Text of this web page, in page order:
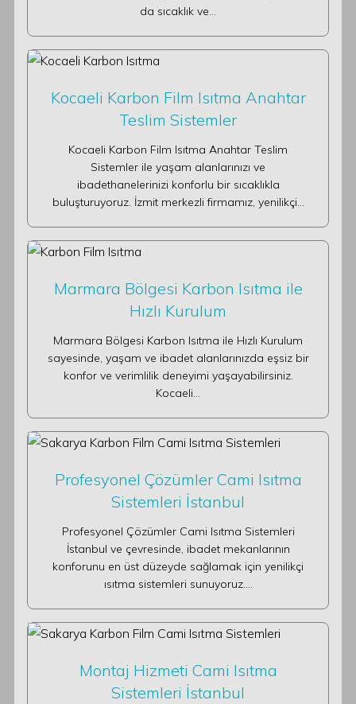
da sıcaklık ve…
Kocaeli Karbon Film Isıtma Anahtar
Teslim Sistemler
Kocaeli Karbon Film Isıtma Anahtar Teslim
Sistemler ile yaşam alanlarınızı ve
ibadethanelerinizi konforlu bir sıcaklıkla
buluşturuyoruz. İzmit merkezli firmamız, yenilikçi…
Marmara Bölgesi Karbon Isıtma ile
Hızlı Kurulum
Marmara Bölgesi Karbon Isıtma ile Hızlı Kurulum
sayesinde, yaşam ve ibadet alanlarınızda eşsiz bir
konfor ve verimlilik deneyimi yaşayabilirsiniz.
Kocaeli…
Profesyonel Çözümler Cami Isıtma
Sistemleri İstanbul
Profesyonel Çözümler Cami Isıtma Sistemleri
İstanbul ve çevresinde, ibadet mekanlarının
konforunu en üst düzeyde sağlamak için yenilikçi
ısıtma sistemleri sunuyoruz.…
Montaj Hizmeti Cami Isıtma
Sistemleri İstanbul